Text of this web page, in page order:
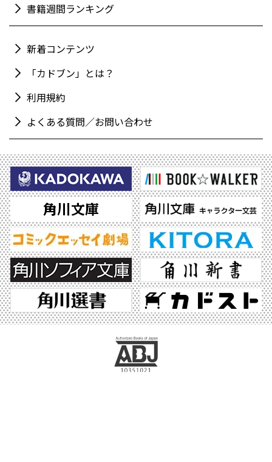
書籍週間ランキング
新着コンテンツ
「カドブン」とは？
利用規約
よくある質問／お問い合わせ